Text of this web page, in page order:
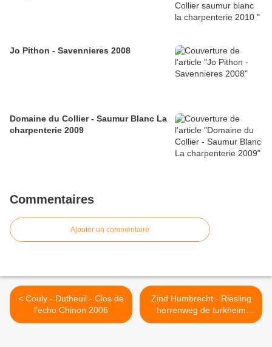
Jo Pithon - Savennieres 2008
Domaine du Collier - Saumur Blanc La
charpenterie 2009
Commentaires
Ajouter un commentaire
< Couly - Dutheuil - Clos de
l'echo Chinon 2006
Zind Humbrecht - Riesling
herrenweg de turkheim
2001 >